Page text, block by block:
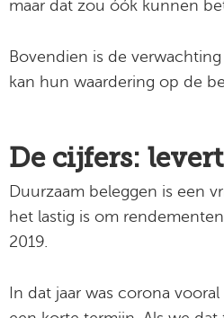
maar dat zou óók kunnen
Bovendien is de
kan hun waardering op de
De cijfers:
Duurzaam beleggen is een
het lastig is om
2019.
In dat jaar was corona